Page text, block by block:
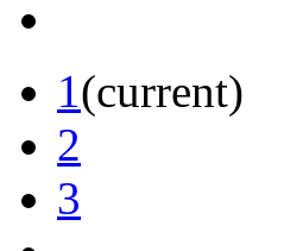
1(current)
2
3